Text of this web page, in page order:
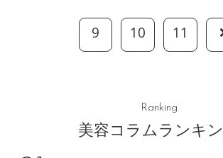
9 10 11
Ranking
美容コラムランキ